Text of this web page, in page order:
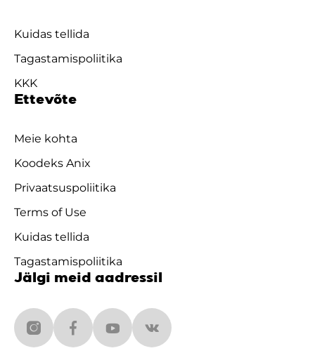
Kuidas tellida
Tagastamispoliitika
KKK
Ettevõte
Meie kohta
Koodeks Anix
Privaatsuspoliitika
Terms of Use
Kuidas tellida
Tagastamispoliitika
Jälgi meid aadressil